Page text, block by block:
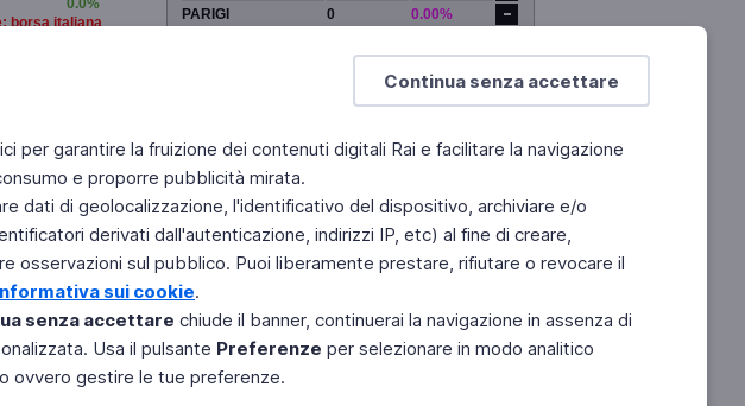
Continua senza accettare
garantire la fruizione dei contenuti digitali Rai e facilitare la navigazione
e proporre pubblicità mirata.
dati di geolocalizzazione, l'identificativo del dispositivo, archiviare e/o
derivati dall'autenticazione, indirizzi IP, etc) al fine di creare,
osservazioni sul pubblico. Puoi liberamente prestare, rifiutare o revocare il
sui cookie.
senza accettare chiude il banner, continuerai la navigazione in assenza di
Usa il pulsante Preferenze per selezionare in modo analitico
ovvero gestire le tue preferenze.
0.0%
borsa italiana
PARIGI
0
0.00%
Chi Siamo
riservati